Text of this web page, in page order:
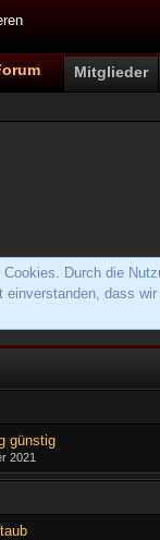
Mitglieder
Durch die
einverstanden, dass
günstig
2021